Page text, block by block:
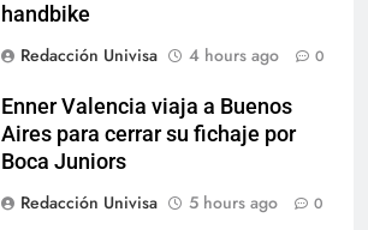
handbike
Redacción Univisa
4 hours ago 0
Enner Valencia viaja a Buenos
Aires para cerrar su fichaje por
Boca Juniors
Redacción Univisa
5 hours ago 0